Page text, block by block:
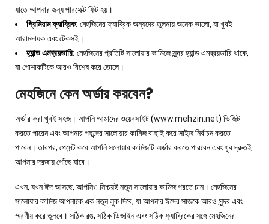
যাতে আপনার জন্য পারফেক্ট ফিট হয়।
প্রিমিয়াম ফ্যাব্রিক: মেহজিনের ফ্যাব্রিক অন্যদের তুলনায় অনেক ভালো, যা খুবই
আরামদায়ক এবং টেকসই।
হ্যান্ড এমব্রয়ডারি: মেহজিনের প্রতিটি সালোয়ার কামিজে সুন্দর হ্যান্ড এমব্রয়ডারি থাকে,
যা পোশাকটিকে আরও বিশেষ করে তোলে।
মেহজিনে কেন অর্ডার করবেন?
অর্ডার করা খুবই সহজ। আপনি আমাদের ওয়েবসাইট (www.mehzin.net) ভিজিট
করতে পারেন এবং আপনার পছন্দের সালোয়ার কামিজ বাছাই করে সাইজ নির্বাচন করতে
পারেন। তারপর, পেমেন্ট করে আপনি সলোয়ার কামিজটি অর্ডার করতে পারবেন এবং খুব দ্রুতই
আপনার দরজায় পৌঁছে যাবে।
এখন, যখন ঈদ আসছে, আপনিও নিশ্চয়ই নতুন সালোয়ার কামিজ পরতে চান। মেহজিনের
সালোয়ার কামিজ আপনাকে এক নতুন লুক দিবে, যা আপনার ঈদের সাজকে আরও সুন্দর এবং
স্মরণীয় করে তুলবে। সঠিক রঙ, সঠিক ডিজাইন এবং সঠিক ফ্যাব্রিকের সঙ্গে মেহজিনের